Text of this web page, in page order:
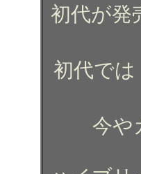
初代が発
初代で
今や